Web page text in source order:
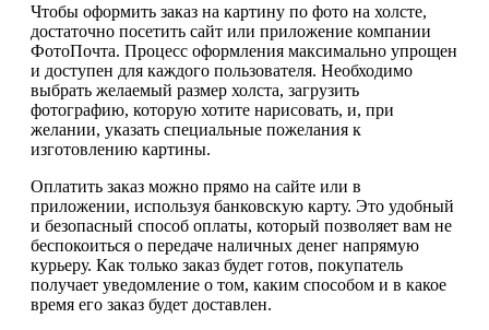
Чтобы оформить заказ на картину по фото на холсте,
достаточно посетить сайт или приложение компании
ФотоПочта. Процесс оформления максимально упрощен
и доступен для каждого пользователя. Необходимо
выбрать желаемый размер холста, загрузить
фотографию, которую хотите нарисовать, и, при
желании, указать специальные пожелания к
изготовлению картины.
Оплатить заказ можно прямо на сайте или в
приложении, используя банковскую карту. Это удобный
и безопасный способ оплаты, который позволяет вам не
беспокоиться о передаче наличных денег напрямую
курьеру. Как только заказ будет готов, покупатель
получает уведомление о том, каким способом и в какое
время его заказ будет доставлен.